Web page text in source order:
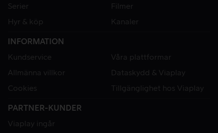
Serier
Filmer
Hyr & köp
Kanaler
INFORMATION
Kundservice
Våra plattformar
Allmänna villkor
Dataskydd & Viaplay
Cookies
Tillgänglighet hos Viaplay
PARTNER-KUNDER
Viaplay ingår